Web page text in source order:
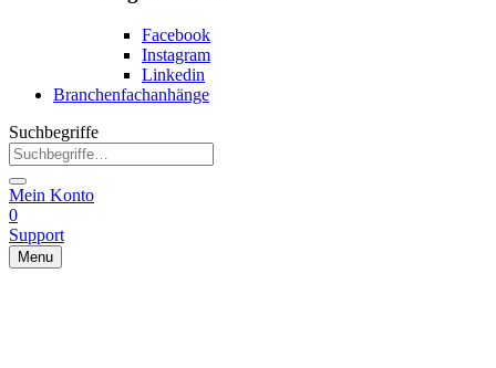
Facebook
Instagram
Linkedin
Branchenfachanhänge
Suchbegriffe
Mein Konto
0
Support
Menu